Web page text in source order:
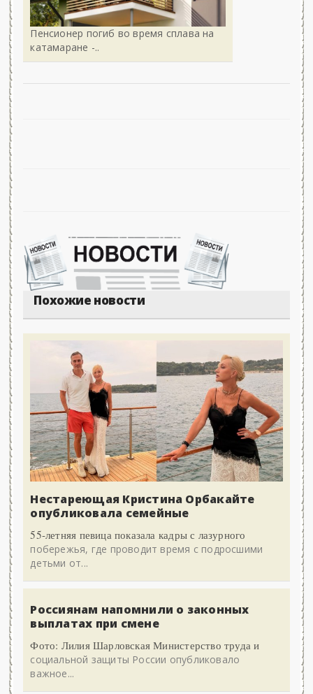
Пенсионер погиб во время сплава на
катамаране -..
Похожие новости
Нестареющая Кристина Орбакайте
опубликовала семейные
55-летняя певица показала кадры с лазурного
побережья, где проводит время с подросшими
детьми от...
Россиянам напомнили о законных
выплатах при смене
Фото: Лилия Шарловская Министерство труда и
социальной защиты России опубликовало
важное...